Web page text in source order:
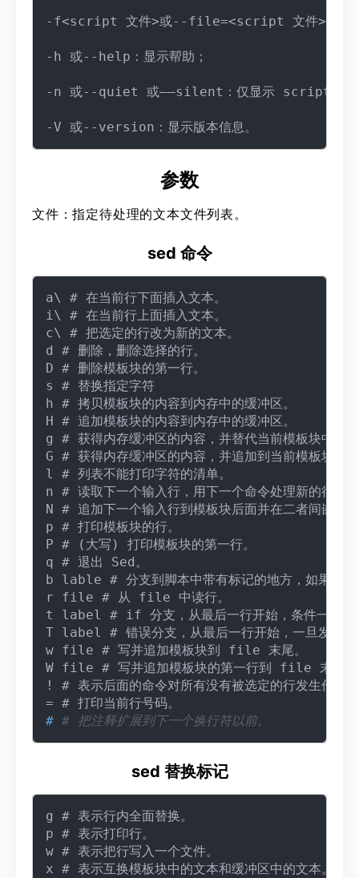
-f<script 文件>或--file=<script 文件>：以选
-h 或--help：显示帮助；
-n 或--quiet 或——silent：仅显示 script 处理
参数
文件：指定待处理的文本文件列表。
sed 命令
a\ # 在当前行下面插入文本。
i\ # 在当前行上面插入文本。
c\ # 把选定的行改为新的文本。
d # 删除，删除选择的行。
D # 删除模板块的第一行。
s # 替换指定字符
h # 拷贝模板块的内容到内存中的缓冲区。
H # 追加模板块的内容到内存中的缓冲区。
g # 获得内存缓冲区的内容，并替代当前模板块中的
G # 获得内存缓冲区的内容，并追加到当前模板块文
l # 列表不能打印字符的清单。
n # 读取下一个输入行，用下一个命令处理新的行而
N # 追加下一个输入行到模板块后面并在二者间嵌入
p # 打印模板块的行。
P # (大写) 打印模板块的第一行。
q # 退出 Sed。
b lable # 分支到脚本中带有标记的地方，如果分支
r file # 从 file 中读行。
t label # if 分支，从最后一行开始，条件一旦满足
T label # 错误分支，从最后一行开始，一旦发生错
w file # 写并追加模板块到 file 末尾。
W file # 写并追加模板块的第一行到 file 末尾。
! # 表示后面的命令对所有没有被选定的行发生作用。
# # 把注释扩展到下一个换行符以前。
sed 替换标记
g # 表示行内全面替换。
p # 表示打印行。
w # 表示把行写入一个文件。
x # 表示互换模板块中的文本和缓冲区中的文本。